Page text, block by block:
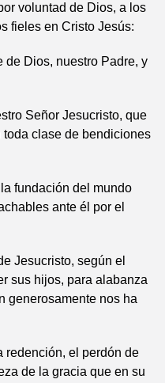
voluntad de Dios, a los
fieles en Cristo Jesús:
de Dios, nuestro Padre, y
Señor Jesucristo, que
clase de bendiciones
fundación del mundo
ante él por el
Jesucristo, según el
sus hijos, para alabanza
generosamente nos ha
redención, el perdón de
de la gracia que en su